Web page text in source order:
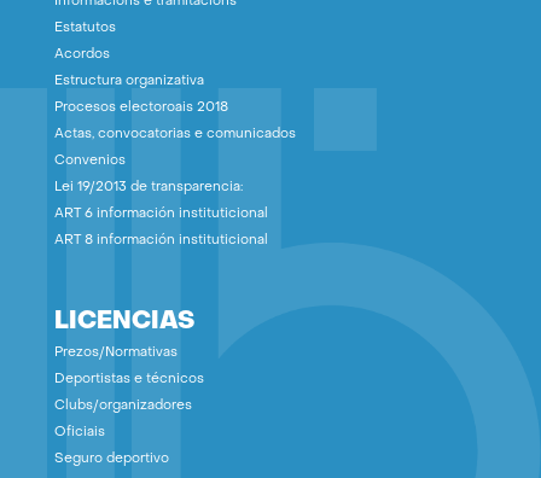
Estatutos
Acordos
Estructura organizativa
Procesos electoroais 2018
Actas, convocatorias e comunicados
Convenios
Lei 19/2013 de transparencia:
ART 6 información instituticional
ART 8 información instituticional
LICENCIAS
Prezos/Normativas
Deportistas e técnicos
Clubs/organizadores
Oficiais
Seguro deportivo